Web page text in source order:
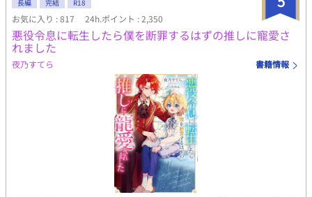
人形のような美少年。 日本最高峰の富と権力を持つ「光瀬川財
団」の御曹司。アメリカの大学を飛び級し、日本の大学へ「特任
研究生（教授補佐）」としてやってきた超天才児。 基本は大人び
ていて冷徹、傲慢なまでの自信家。しかし草太の前では、子供扱
いされてムキになったり、独占欲や嫉妬でヤキキモキしたりと、
年相応の可愛らしい一面（と、将来の大物スパダリの片鱗）を見
うとしたレイノ。 そんなレイノを救ったのは、優性アルファのラ
イアスだった。 「人が落ちてくるとは思わなかったな。…………
君はもしかして、天使なのかな？」 レイノを俺の天使と呼び、伯
爵家から連れ出してくれたライアス。 しかしライアスにも目的が
あった。 子どもを残したくないライアスにとって、子どものでき
にくいオメガであるレイノは都合がよかったのだ。 お互いを利用
する目的で結婚をし夫婦となった二人だったが、ライアスのそば
に優性オメガが現れて…。 劣性オメガであることに強いコンプレ
ックスを持っているレイノの心は徐々に焦り始める。 さらにはラ
イアスへの恋心も自覚しはじめた時に、レイノははじめてのヒー
トを迎える。 ライアスにだけはバレたくないと必死に隠そうとし
たレイノだったが…！？ 母殺しと責められ続け自ら命を断とうと
したオメガが、愛する人との間に子どもを授かり母となる物語。
長編 完結 R18
お気に入り : 817 24h.ポイント : 2,350
悪役令息に転生したら僕を断罪するはずの推しに寵愛さ
れました
夜乃すてら 書籍情報